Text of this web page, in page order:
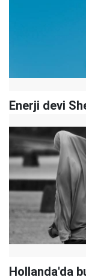
Enerji devi
Hollanda'da